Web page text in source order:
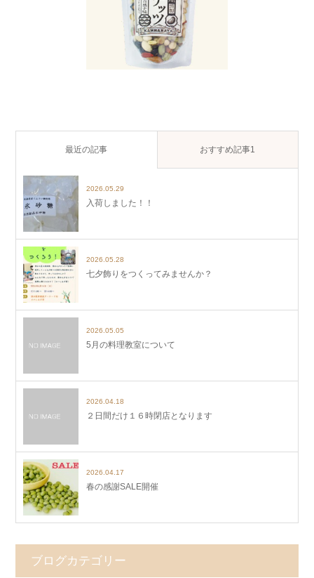
最近の記事 おすすめ記事1
2026.05.29
入荷しました！！
2026.05.28
七夕飾りをつくってみませんか？
2026.05.05
5月の料理教室について
2026.04.18
２日間だけ１６時閉店となります
2026.04.17
春の感謝SALE開催
ブログカテゴリー